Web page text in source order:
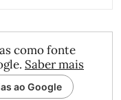
como fonte
Saber mais
ao Google